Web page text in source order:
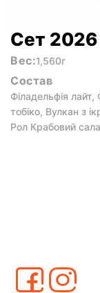
Сет 2026
Вес:1,560г
Состав
Філадельфія лайт,
тобіко, Вулкан з
Рол Крабовий